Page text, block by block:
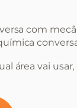
com
área vai